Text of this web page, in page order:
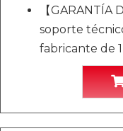
【GARANTÍA
soporte
fabricante de